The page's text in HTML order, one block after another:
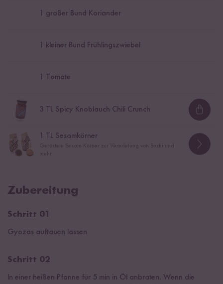
großer Bund Koriander
kleiner Bund Frühlingszwiebel
Tomate
3 TL Spicy Knoblauch Chili Crunch
1 TL Sesamkörner
Zubereitung
Schritt 01
Gyozas auftauen lassen
Schritt 02
In einer heißen Pfanne für 5 min in Öl anbraten. Wenn die